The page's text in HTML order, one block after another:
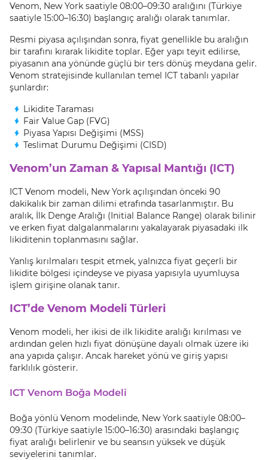
Venom, New York saatiyle 08:00–09:30 aralığını (Türkiye
saatiyle 15:00–16:30) başlangıç aralığı olarak tanımlar.
Resmi piyasa açılışından sonra, fiyat genellikle bu aralığın
bir tarafını kırarak likidite toplar. Eğer yapı teyit edilirse,
piyasanın ana yönünde güçlü bir ters dönüş meydana gelir.
Venom stratejisinde kullanılan temel ICT tabanlı yapılar
şunlardır:
Likidite Taraması
Fair Value Gap (FVG)
Piyasa Yapısı Değişimi (MSS)
Teslimat Durumu Değişimi (CISD)
Venom’un Zaman & Yapısal Mantığı (ICT)
ICT Venom modeli, New York açılışından önceki 90
dakikalık bir zaman dilimi etrafında tasarlanmıştır. Bu
aralık, İlk Denge Aralığı (Initial Balance Range) olarak bilinir
ve erken fiyat dalgalanmalarını yakalayarak piyasadaki ilk
likiditenin toplanmasını sağlar.
Yanlış kırılmaları tespit etmek, yalnızca fiyat geçerli bir
likidite bölgesi içindeyse ve piyasa yapısıyla uyumluysa
işlem girişine olanak tanır.
ICT’de Venom Modeli Türleri
Venom modeli, her ikisi de ilk likidite aralığı kırılması ve
ardından gelen hızlı fiyat dönüşüne dayalı olmak üzere iki
ana yapıda çalışır. Ancak hareket yönü ve giriş yapısı
farklılık gösterir.
ICT Venom Boğa Modeli
Boğa yönlü Venom modelinde, New York saatiyle 08:00–
09:30 (Türkiye saatiyle 15:00–16:30) arasındaki başlangıç
fiyat aralığı belirlenir ve bu seansın yüksek ve düşük
seviyelerini tanımlar.